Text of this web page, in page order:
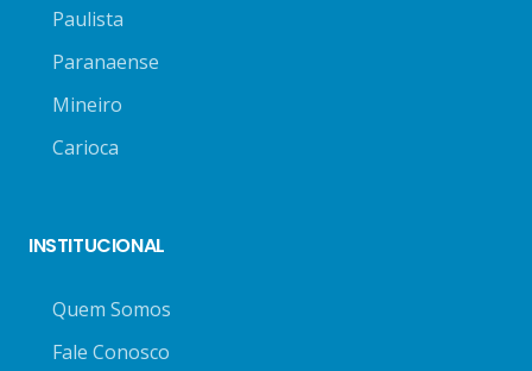
Paulista
Paranaense
Mineiro
Carioca
INSTITUCIONAL
Quem Somos
Fale Conosco